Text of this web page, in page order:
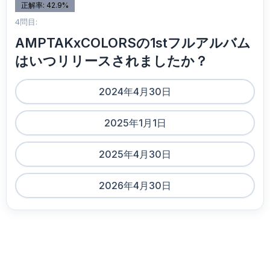
正解率: 42.9%
4問目:
AMPTAKxCOLORSの1stフルアルバム
はいつリリースされましたか？
2024年4月30日
2025年1月1日
2025年4月30日
2026年4月30日